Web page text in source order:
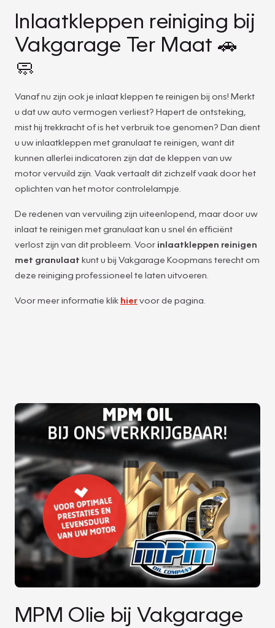
Inlaatkleppen reiniging bij
Vakgarage Ter Maat 🚗
🧼
Vanaf nu zijn ook je inlaat kleppen te reinigen bij ons! Merkt
u dat uw auto vermogen verliest? Hapert de ontsteking,
mist hij trekkracht of is het verbruik toe genomen? Dan dient
u uw inlaatkleppen met granulaat te reinigen, want dit
kunnen allerlei indicatoren zijn dat de kleppen van uw
motor vervuild zijn. Vaak vertaalt dit zichzelf vaak door het
oplichten van het motor controlelampje.
De redenen van vervuiling zijn uiteenlopend, maar door uw
inlaat te reinigen met granulaat kan u snel én efficiënt
verlost zijn van dit probleem. Voor inlaatkleppen reinigen
met granulaat kunt u bij Vakgarage Koopmans terecht om
deze reiniging professioneel te laten uitvoeren.
Voor meer informatie klik hiervoor de pagina.
MPM Olie bij Vakgarage